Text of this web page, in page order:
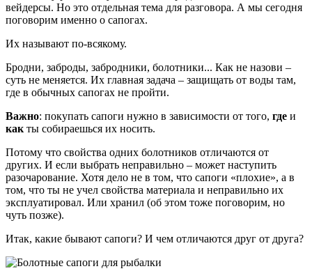
вейдерсы. Но это отдельная тема для разговора. А мы сегодня
поговорим именно о сапогах.
Их называют по-всякому.
Бродни, заброды, забродники, болотники... Как не назови –
суть не меняется. Их главная задача – защищать от воды там,
где в обычных сапогах не пройти.
Важно: покупать сапоги нужно в зависимости от того, где и
как ты собираешься их носить.
Потому что свойства одних болотников отличаются от
других. И если выбрать неправильно – может наступить
разочарование. Хотя дело не в том, что сапоги «плохие», а в
том, что ты не учел свойства материала и неправильно их
эксплуатировал. Или хранил (об этом тоже поговорим, но
чуть позже).
Итак, какие бывают сапоги? И чем отличаются друг от друга?